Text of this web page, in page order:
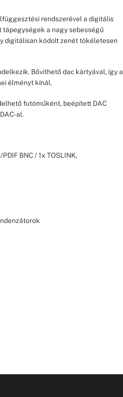
rendszerével a digitális
tápegységek a nagy sebességű
digitálisan kódolt zenét tökéletesen
Bővíthető dac kártyával, így a
élményt kínál.
futóműként, beépített DAC
al.
BNC / 1x TOSLINK,